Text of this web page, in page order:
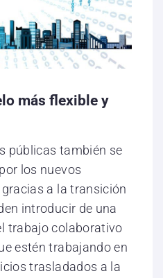
más flexible y
públicas también se
los nuevos
a la transición
introducir de una
trabajo colaborativo
estén trabajando en
trasladados a la